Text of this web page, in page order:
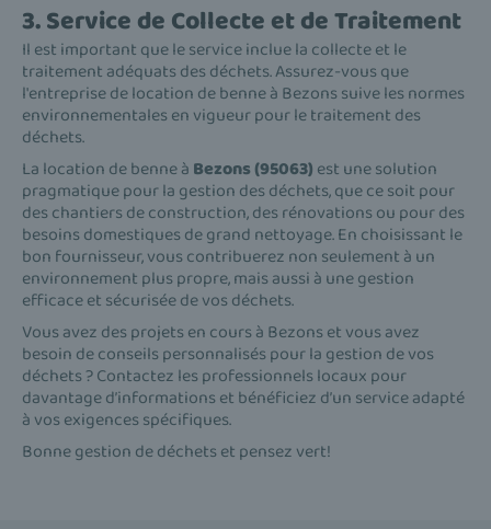
3. Service de Collecte et de Traitement
Il est important que le service inclue la collecte et le
traitement adéquats des déchets. Assurez-vous que
l'entreprise de location de benne à Bezons suive les normes
environnementales en vigueur pour le traitement des
déchets.
La location de benne à Bezons (95063) est une solution
pragmatique pour la gestion des déchets, que ce soit pour
des chantiers de construction, des rénovations ou pour des
besoins domestiques de grand nettoyage. En choisissant le
bon fournisseur, vous contribuerez non seulement à un
environnement plus propre, mais aussi à une gestion
efficace et sécurisée de vos déchets.
Vous avez des projets en cours à Bezons et vous avez
besoin de conseils personnalisés pour la gestion de vos
déchets ? Contactez les professionnels locaux pour
davantage d’informations et bénéficiez d’un service adapté
à vos exigences spécifiques.
Bonne gestion de déchets et pensez vert!